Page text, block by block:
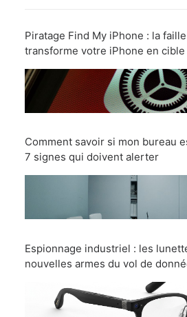
Piratage Find My iPhone : la
transforme votre iPhone en
Comment savoir si mon bureau
7 signes qui doivent alerter
Espionnage industriel : les
nouvelles armes du vol de